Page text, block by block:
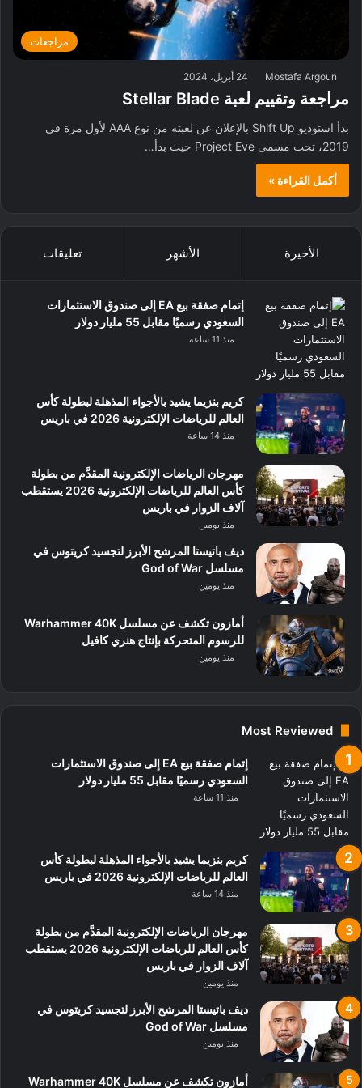
مراجعات
Mostafa Argoun 24 أبريل، 2024
مراجعة وتقييم لعبة Stellar Blade
بدأ استوديو Shift Up بالإعلان عن لعبته من نوع AAA لأول مرة في
2019، تحت مسمى Project Eve حيث بدأ…
أكمل القراءة »
الأخيرة الأشهر تعليقات
إتمام صفقة بيع EA إلى صندوق الاستثمارات
السعودي رسميًا مقابل 55 مليار دولار
منذ 11 ساعة
كريم بنزيما يشيد بالأجواء المذهلة لبطولة كأس
العالم للرياضات الإلكترونية 2026 في باريس
منذ 14 ساعة
مهرجان الرياضات الإلكترونية المقدَّم من بطولة
كأس العالم للرياضات الإلكترونية 2026 يستقطب
آلاف الزوار في باريس
منذ يومين
ديف باتيستا المرشح الأبرز لتجسيد كريتوس في
مسلسل God of War
منذ يومين
أمازون تكشف عن مسلسل Warhammer 40K
للرسوم المتحركة بإنتاج هنري كافيل
منذ يومين
Most Reviewed
إتمام صفقة بيع EA إلى صندوق الاستثمارات
السعودي رسميًا مقابل 55 مليار دولار
منذ 11 ساعة
كريم بنزيما يشيد بالأجواء المذهلة لبطولة كأس
العالم للرياضات الإلكترونية 2026 في باريس
منذ 14 ساعة
مهرجان الرياضات الإلكترونية المقدَّم من بطولة
كأس العالم للرياضات الإلكترونية 2026 يستقطب
آلاف الزوار في باريس
منذ يومين
ديف باتيستا المرشح الأبرز لتجسيد كريتوس في
مسلسل God of War
منذ يومين
أمازون تكشف عن مسلسل Warhammer 40K